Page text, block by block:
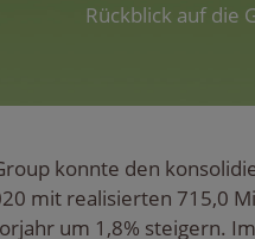
Rückblick auf die
konnte den
mit realisierten 715,0
um 1,8% steigern.